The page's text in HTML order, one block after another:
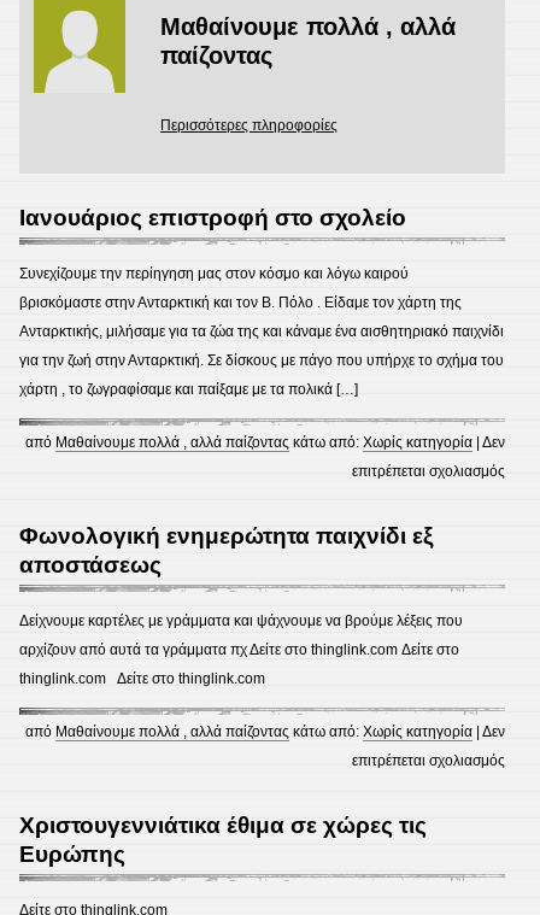
Μαθαίνουμε πολλά , αλλά
παίζοντας
Περισσότερες πληροφορίες
Ιανουάριος επιστροφή στο σχολείο
Συνεχίζουμε την περίηγηση μας στον κόσμο και λόγω καιρού
βρισκόμαστε στην Ανταρκτική και τον Β. Πόλο . Είδαμε τον χάρτη της
Ανταρκτικής, μιλήσαμε για τα ζώα της και κάναμε ένα αισθητηριακό παιχνίδι
για την ζωή στην Ανταρκτική. Σε δίσκους με πάγο που υπήρχε το σχήμα του
χάρτη , το ζωγραφίσαμε και παίξαμε με τα πολικά […]
από Μαθαίνουμε πολλά , αλλά παίζοντας κάτω από:Χωρίς κατηγορία |Δεν
επιτρέπεται σχολιασμός
Φωνολογική ενημερώτητα παιχνίδι εξ
αποστάσεως
Δείχνουμε καρτέλες με γράμματα και ψάχνουμε να βρούμε λέξεις που
αρχίζουν από αυτά τα γράμματα πχ Δείτε στο thinglink.com Δείτε στο
thinglink.com Δείτε στο thinglink.com
από Μαθαίνουμε πολλά , αλλά παίζοντας κάτω από:Χωρίς κατηγορία |Δεν
επιτρέπεται σχολιασμός
εξ
Χριστουγεννιάτικα έθιμα σε χώρες τις
Ευρώπης
Δείτε στο thinglink.com